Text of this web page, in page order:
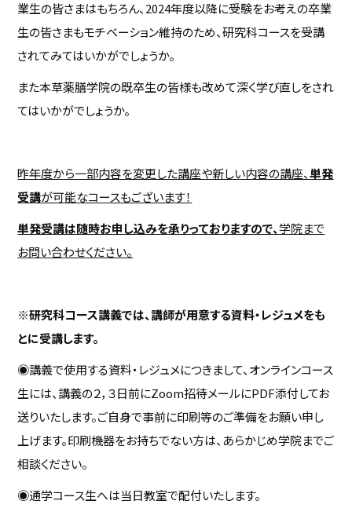
業生の皆さまはもちろん、2024年度以降に受験をお考えの卒業
生の皆さまもモチベーション維持のため、研究科コースを受講
されてみてはいかがでしょうか。
また本草薬膳学院の既卒生の皆様も改めて深く学び直しをされ
てはいかがでしょうか。
昨年度から一部内容を変更した講座や新しい内容の講座、単発
受講が可能なコースもございます！
単発受講は随時お申し込みを承りっておりますので、学院まで
お問い合わせください。
※研究科コース講義では、講師が用意する資料・レジュメをも
とに受講します。
◉講義で使用する資料・レジュメにつきまして、オンラインコース
生には、講義の２，３日前にZoom招待メールにPDF添付してお
送りいたします。ご自身で事前に印刷等のご準備をお願い申し
上げます。印刷機器をお持ちでない方は、あらかじめ学院までご
相談ください。
◉通学コース生へは当日教室で配付いたします。